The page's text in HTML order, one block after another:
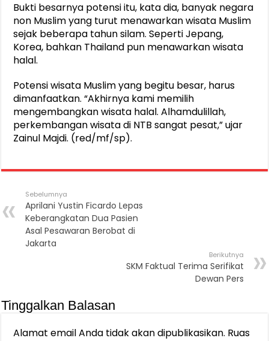
Bukti besarnya potensi itu, kata dia, banyak negara
non Muslim yang turut menawarkan wisata Muslim
sejak beberapa tahun silam. Seperti Jepang,
Korea, bahkan Thailand pun menawarkan wisata
halal.
Potensi wisata Muslim yang begitu besar, harus
dimanfaatkan. “Akhirnya kami memilih
mengembangkan wisata halal. Alhamdulillah,
perkembangan wisata di NTB sangat pesat,” ujar
Zainul Majdi. (red/mf/sp).
Sebelumnya
Aprilani Yustin Ficardo Lepas
Keberangkatan Dua Pasien
Asal Pesawaran Berobat di
Jakarta
Berikutnya
SKM Faktual Terima Serifikat
Dewan Pers
Tinggalkan Balasan
Alamat email Anda tidak akan dipublikasikan. Ruas